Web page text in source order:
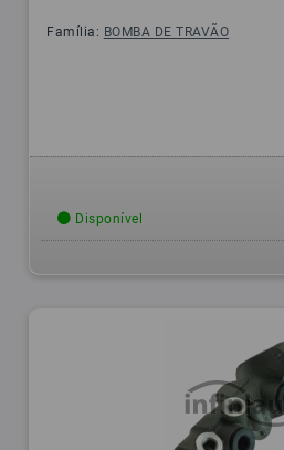
Família: BOMBA DE TRAVÃO
Disponível